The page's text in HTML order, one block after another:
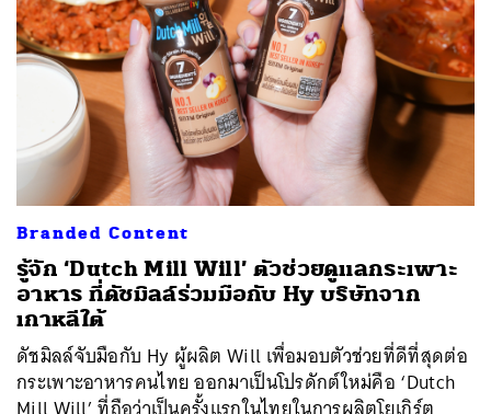
Branded Content
รู้จัก ‘Dutch Mill Will’ ตัวช่วยดูแลกระเพาะ
อาหาร ที่ดัชมิลล์ร่วมมือกับ Hy บริษัทจาก
เกาหลีใต้
ดัชมิลล์จับมือกับ Hy ผู้ผลิต Will เพื่อมอบตัวช่วยที่ดีที่สุดต่อ
กระเพาะอาหารคนไทย ออกมาเป็นโปรดักต์ใหม่คือ ‘Dutch
SHARE TWEET